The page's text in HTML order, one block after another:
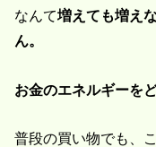
なんて増えても増え
ん。
お金のエネルギーを
普段の買い物でも、